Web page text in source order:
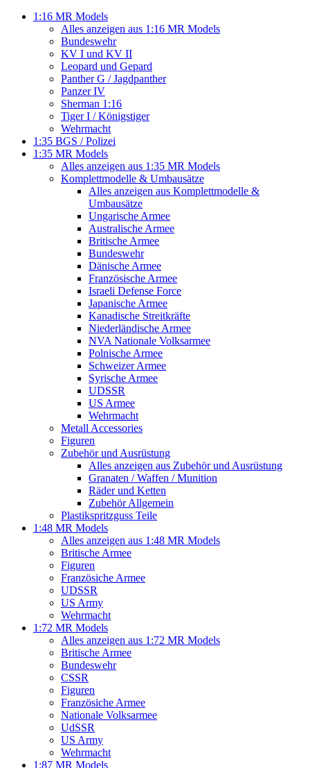
1:16 MR Models
Alles anzeigen aus 1:16 MR Models
Bundeswehr
KV I und KV II
Leopard und Gepard
Panther G / Jagdpanther
Panzer IV
Sherman 1:16
Tiger I / Königstiger
Wehrmacht
1:35 BGS / Polizei
1:35 MR Models
Alles anzeigen aus 1:35 MR Models
Komplettmodelle & Umbausätze
Alles anzeigen aus Komplettmodelle &
Umbausätze
Ungarische Armee
Australische Armee
Britische Armee
Bundeswehr
Dänische Armee
Französische Armee
Israeli Defense Force
Japanische Armee
Kanadische Streitkräfte
Niederländische Armee
NVA Nationale Volksarmee
Polnische Armee
Schweizer Armee
Syrische Armee
UDSSR
US Armee
Wehrmacht
Metall Accessories
Figuren
Zubehör und Ausrüstung
Alles anzeigen aus Zubehör und Ausrüstung
Granaten / Waffen / Munition
Räder und Ketten
Zubehör Allgemein
Plastikspritzguss Teile
1:48 MR Models
Alles anzeigen aus 1:48 MR Models
Britische Armee
Figuren
Französiche Armee
UDSSR
US Army
Wehrmacht
1:72 MR Models
Alles anzeigen aus 1:72 MR Models
Britische Armee
Bundeswehr
CSSR
Figuren
Französiche Armee
Nationale Volksarmee
UdSSR
US Army
Wehrmacht
1:87 MR Models